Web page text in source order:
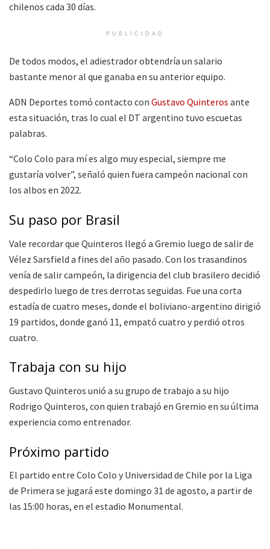
chilenos cada 30 días.
PUBLICIDAD
De todos modos, el adiestrador obtendría un salario
bastante menor al que ganaba en su anterior equipo.
ADN Deportes tomó contacto con Gustavo Quinteros ante
esta situación, tras lo cual el DT argentino tuvo escuetas
palabras.
“Colo Colo para mí es algo muy especial, siempre me
gustaría volver”, señaló quien fuera campeón nacional con
los albos en 2022.
Su paso por Brasil
Vale recordar que Quinteros llegó a Gremio luego de salir de
Vélez Sarsfield a fines del año pasado. Con los trasandinos
venía de salir campeón, la dirigencia del club brasilero decidió
despedirlo luego de tres derrotas seguidas. Fue una corta
estadía de cuatro meses, donde el boliviano-argentino dirigió
19 partidos, donde ganó 11, empató cuatro y perdió otros
cuatro.
Trabaja con su hijo
Gustavo Quinteros unió a su grupo de trabajo a su hijo
Rodrigo Quinteros, con quien trabajó en Gremio en su última
experiencia como entrenador.
Próximo partido
El partido entre Colo Colo y Universidad de Chile por la Liga
de Primera se jugará este domingo 31 de agosto, a partir de
las 15:00 horas, en el estadio Monumental.